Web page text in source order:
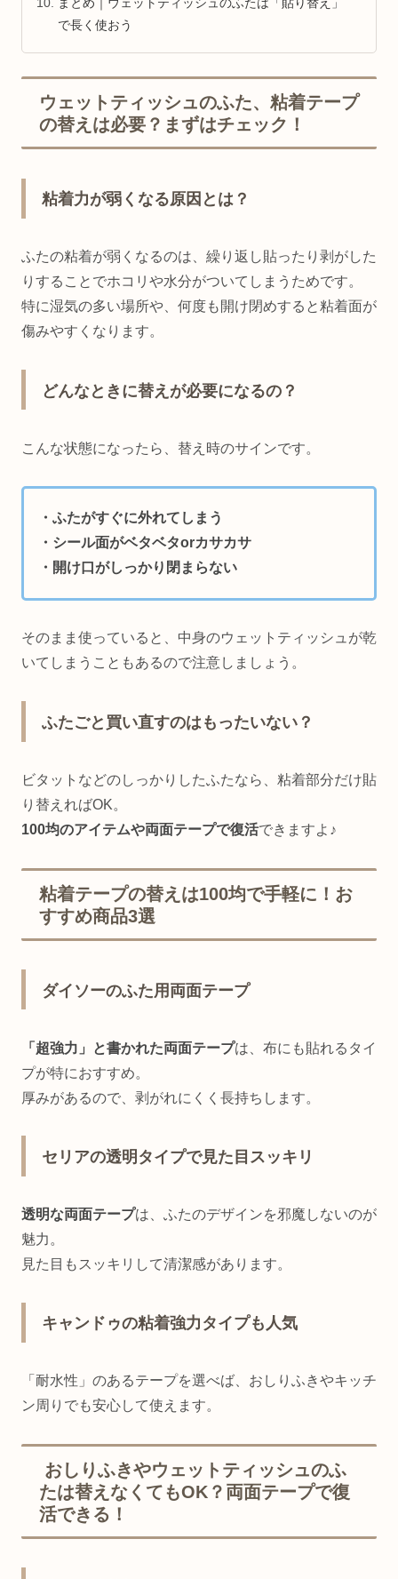
まとめ｜ウェットティッシュのふたは「貼り替え」
で長く使おう
ウェットティッシュのふた、粘着テープ
の替えは必要？まずはチェック！
粘着力が弱くなる原因とは？
ふたの粘着が弱くなるのは、繰り返し貼ったり剥がした
りすることでホコリや水分がついてしまうためです。
特に湿気の多い場所や、何度も開け閉めすると粘着面が
傷みやすくなります。
どんなときに替えが必要になるの？
こんな状態になったら、替え時のサインです。
・ふたがすぐに外れてしまう
・シール面がベタベタorカサカサ
・開け口がしっかり閉まらない
そのまま使っていると、中身のウェットティッシュが乾
いてしまうこともあるので注意しましょう。
ふたごと買い直すのはもったいない？
ビタットなどのしっかりしたふたなら、粘着部分だけ貼
り替えればOK。
100均のアイテムや両面テープで復活できますよ♪
粘着テープの替えは100均で手軽に！お
すすめ商品3選
ダイソーのふた用両面テープ
「超強力」と書かれた両面テープは、布にも貼れるタイ
プが特におすすめ。
厚みがあるので、剥がれにくく長持ちします。
セリアの透明タイプで見た目スッキリ
透明な両面テープは、ふたのデザインを邪魔しないのが
魅力。
見た目もスッキリして清潔感があります。
キャンドゥの粘着強力タイプも人気
「耐水性」のあるテープを選べば、おしりふきやキッチ
ン周りでも安心して使えます。
おしりふきやウェットティッシュのふ
たは替えなくてもOK？両面テープで復
活できる！